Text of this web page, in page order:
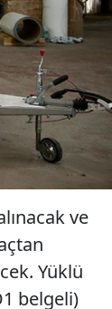
ve
Yüklü
belgeli)